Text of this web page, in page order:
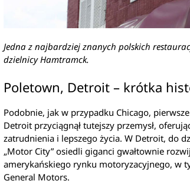
Jedna z najbardziej znanych polskich
dzielnicy Hamtramck.
Poletown, Detroit – krótka
Podobnie, jak w przypadku Chicago,
Detroit przyciągnął tutejszy przemysł,
zatrudnienia i lepszego życia. W Detroit, do
„Motor City” osiedli giganci gwałtownie
amerykańskiego rynku motoryzacyjnego, w
General Motors.